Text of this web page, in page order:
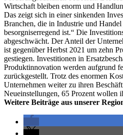
Wirtschaft bleiben enorm und
Das zeigt sich in einer sinkenden
Branchen, die in Industrie und Handel
besorgniserregend ist.“ Die
abgeschwächt. Der Anteil der
ist gegenüber Herbst 2021 um zehn
gestiegen. Investitionen in
Produktinnovation werden aufgrund
zurückgestellt. Trotz des enormen
Unternehmen weiter zu ihren
Neueinstellungen, 65 Prozent wollen
Weitere Beiträge aus unserer